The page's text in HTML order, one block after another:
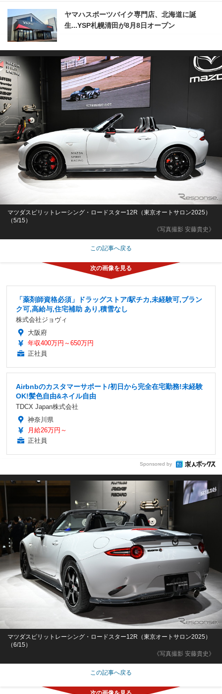
ヤマハスポーツバイク専門店、北海道に誕
生...YSP札幌清田が8月8日オープン
《写真撮影 安藤貴史》
マツダスピリットレーシング・ロードスター12R（東京オートサロン2025）
（5/15）
この記事へ戻る
「薬剤師資格必須」ドラッグストア/駅チカ,未経験可,ブラン
ク可,高給与,住宅補助 あり,積雪なし
株式会社ジョヴィ
大阪府
年収400万円～650万円
正社員
Airbnbのカスタマーサポート/初日から完全在宅勤務!未経験
OK!髪色自由&ネイル自由
TDCX Japan株式会社
神奈川県
月給26万円～
正社員
Sponsored by
《写真撮影 安藤貴史》
マツダスピリットレーシング・ロードスター12R（東京オートサロン2025）
（6/15）
この記事へ戻る